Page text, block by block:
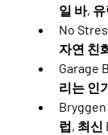
일 바,
No
자연 친
Garage
리는 인
럽, 최신